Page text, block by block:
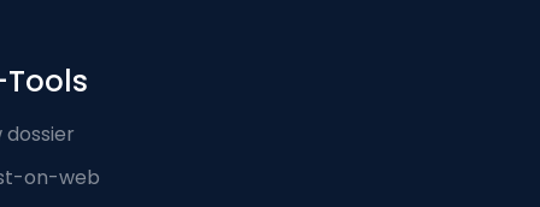
dossier
on-web